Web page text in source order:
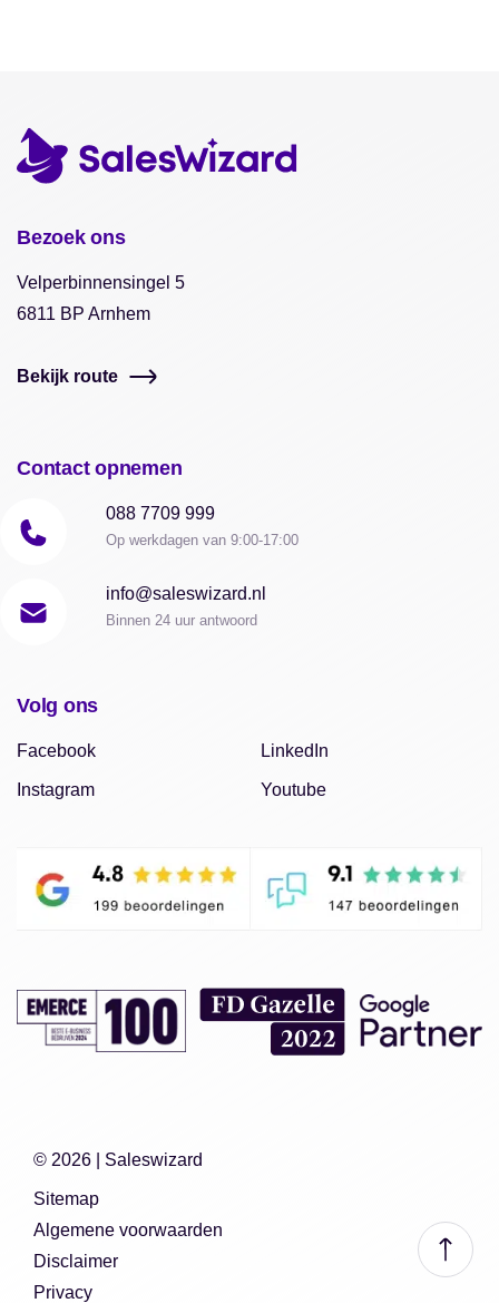
Bezoek ons
Velperbinnensingel 5
6811 BP Arnhem
Bekijk route
Contact opnemen
088 7709 999
Op werkdagen van 9:00-17:00
info@saleswizard.nl
Binnen 24 uur antwoord
Volg ons
Facebook
Instagram
LinkedIn
Youtube
© 2026 | Saleswizard
Sitemap
Algemene voorwaarden
Disclaimer
Privacy